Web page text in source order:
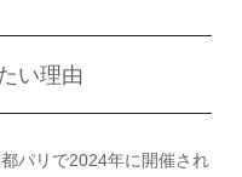
い理由
パリで2024年に開催され